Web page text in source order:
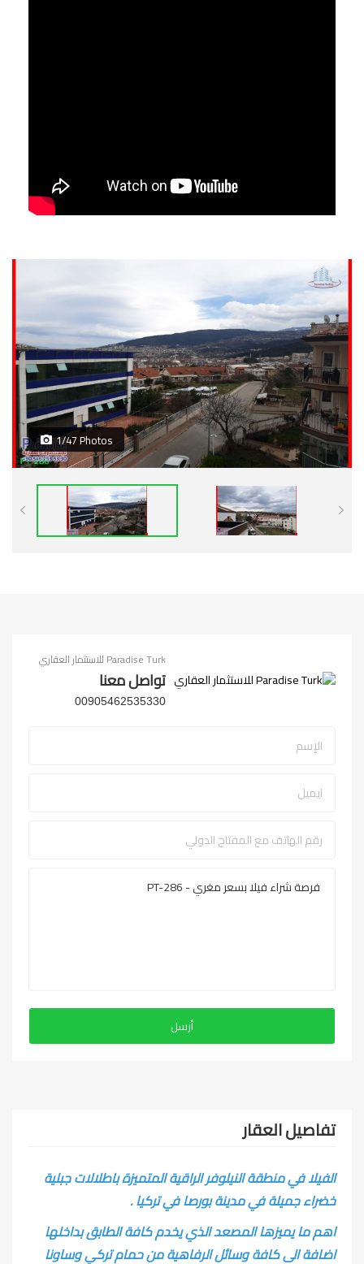
1/47 Photos
Paradise Turk للاستثمار العقاري
تواصل معنا
00905462535330
تفاصيل العقار
الفيلا في منطقة النيلوفر الراقية المتميزة باطلالات جبلية
خضراء جميلة في مدينة بورصا في تركيا .
اهم ما يميزها المصعد الذي يخدم كافة الطابق بداخلها
اضافة الى كافة وسائل الرفاهية من حمام تركي وساونا